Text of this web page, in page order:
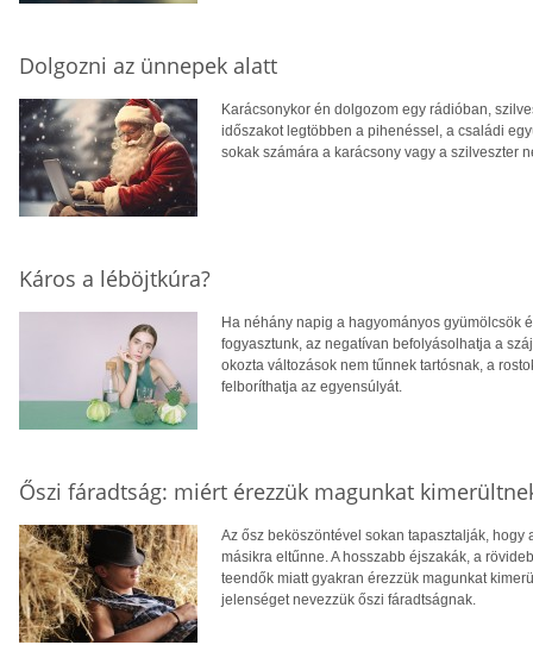
Dolgozni az ünnepek alatt
Karácsonykor én dolgozom egy rádióban,
időszakot legtöbben a pihenéssel, a családi
sokak számára a karácsony vagy a szilveszter
Káros a léböjtkúra?
Ha néhány napig a hagyományos gyümölcsök
fogyasztunk, az negatívan befolyásolhatja a
okozta változások nem tűnnek tartósnak, a
felboríthatja az egyensúlyát.
Őszi fáradtság: miért érezzük magunkat
Az ősz beköszöntével sokan tapasztalják,
másikra eltűnne. A hosszabb éjszakák, a
teendők miatt gyakran érezzük magunkat
jelenséget nevezzük őszi fáradtságnak.